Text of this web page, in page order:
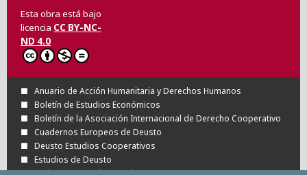
Esta obra está bajo
licencia CC BY-NC-
ND 4.0
Anuario de Acción Humanitaria y Derechos Humanos
Boletín de Estudios Económicos
Boletín de la Asociación Internacional de Derecho Cooperativo
Cuadernos Europeos de Deusto
Deusto Estudios Cooperativos
Estudios de Deusto